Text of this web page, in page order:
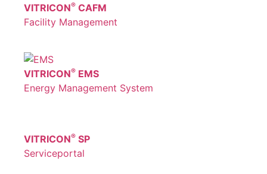
VITRICON® CAFM
Facility Management
VITRICON® EMS
Energy Management System
VITRICON® SP
Serviceportal